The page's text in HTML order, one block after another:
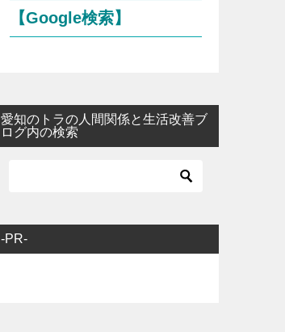
【Google検索】
愛知のトラの人間関係と生活改善ブ
ログ内の検索
-PR-